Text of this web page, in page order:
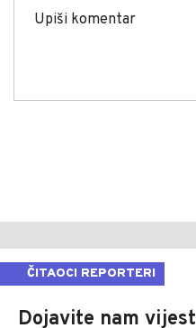
ČITAOCI REPORTERI
Dojavite nam vijest